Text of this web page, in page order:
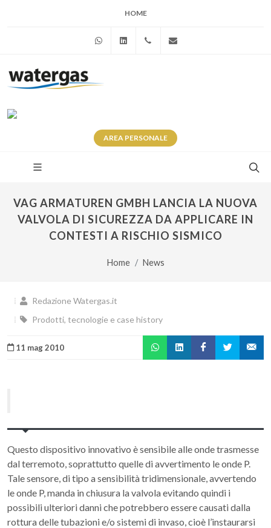
HOME
WhatsAppLinkedin+39 345 281 0246
AREA PERSONALE
VAG ARMATUREN GMBH LANCIA LA NUOVA
VALVOLA DI SICUREZZA DA APPLICARE IN
CONTESTI A RISCHIO SISMICO
Home News
Redazione Watergas.it
Prodotti, tecnologie e case history
11 mag 2010
Questo dispositivo innovativo è sensibile alle onde trasmesse
dal terremoto, soprattutto quelle di avvertimento le onde P.
Tale sensore, di tipo a sensibilità tridimensionale, avvertendo
le onde P, manda in chiusura la valvola evitando quindi i
possibili ulteriori danni che potrebbero essere causati dalla
rottura delle tubazioni e/o sistemi di invaso, cioè l’instaurarsi